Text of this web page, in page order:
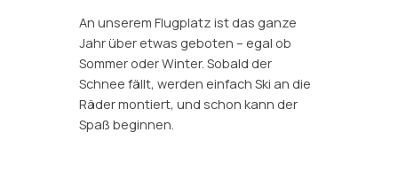
An unserem Flugplatz ist das ganze
Jahr über etwas geboten – egal ob
Sommer oder Winter. Sobald der
Schnee fällt, werden einfach Ski an die
Räder montiert, und schon kann der
Spaß beginnen.